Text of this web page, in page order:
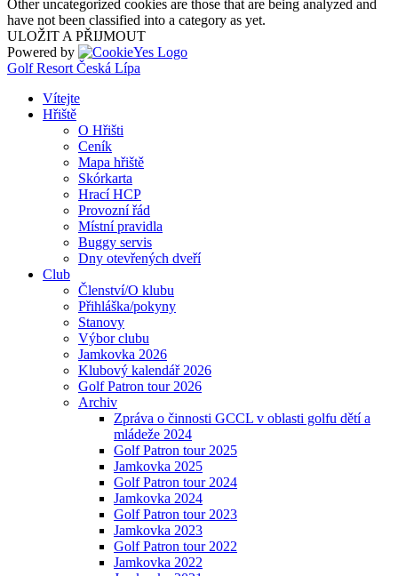
Other uncategorized cookies are those that are being analyzed and
have not been classified into a category as yet.
ULOŽIT A PŘIJMOUT
Powered by
Golf Resort Česká Lípa
Vítejte
Hřiště
O Hřišti
Ceník
Mapa hřiště
Skórkarta
Hrací HCP
Provozní řád
Místní pravidla
Buggy servis
Dny otevřených dveří
Club
Členství/O klubu
Přihláška/pokyny
Stanovy
Výbor clubu
Jamkovka 2026
Klubový kalendář 2026
Golf Patron tour 2026
Archiv
Zpráva o činnosti GCCL v oblasti golfu dětí a
mládeže 2024
Golf Patron tour 2025
Jamkovka 2025
Golf Patron tour 2024
Jamkovka 2024
Golf Patron tour 2023
Jamkovka 2023
Golf Patron tour 2022
Jamkovka 2022